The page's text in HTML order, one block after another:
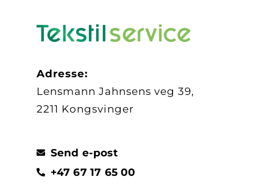
Adresse:
Lensmann Jahnsens veg 39,
2211 Kongsvinger
Send e-post
+47 67 17 65 00